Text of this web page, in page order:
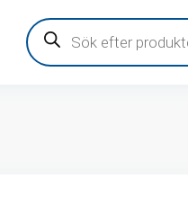
Produktsökning